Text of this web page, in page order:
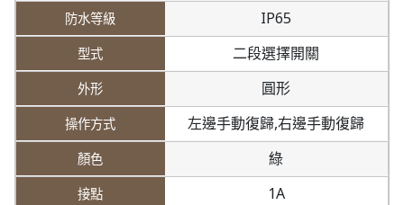
IP65
二段選擇開關
圓形
左邊手動復歸,右邊手動復歸
綠
1A